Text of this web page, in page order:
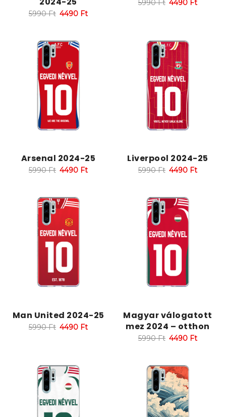
5990Ft 4490 Ft
5990Ft 4490 Ft
Arsenal 2024-25
5990Ft 4490 Ft
Liverpool 2024-25
5990Ft 4490 Ft
Man United 2024-25
5990Ft 4490 Ft
Magyar válogatott
mez 2024 – otthon
5990Ft 4490 Ft